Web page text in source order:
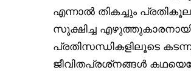
എന്നാൽ തികച്ചും
സൂക്ഷിച്ച
പ്രതിസന്ധികളിലൂടെ
ജീവിതപ്രശ്‌നങ്ങൾ